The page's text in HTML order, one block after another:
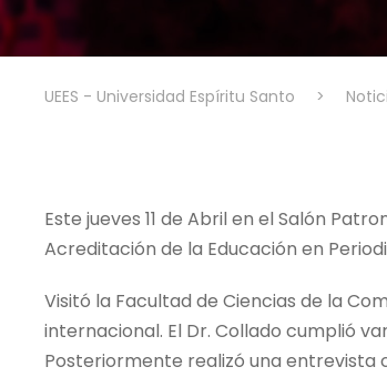
UEES - Universidad Espíritu Santo >
Este jueves 11 de Abril en el Salón
Acreditación de la Educación en
Visitó la Facultad de Ciencias de la
internacional. El Dr. Collado cumplió
Posteriormente realizó una entrevista